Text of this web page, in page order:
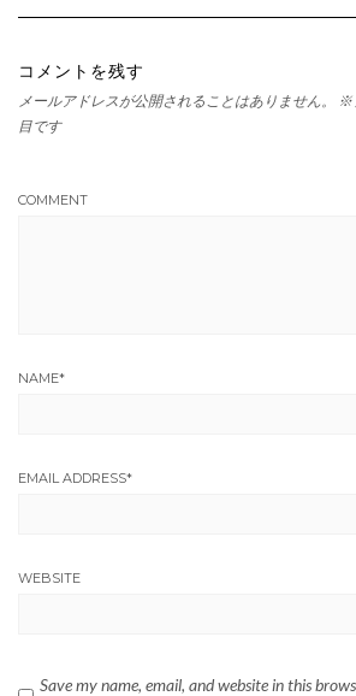
コメントを残す
メールアドレスが公開されることはありません。 ※
目です
COMMENT
NAME*
EMAIL ADDRESS*
WEBSITE
Save my name, email, and website in this